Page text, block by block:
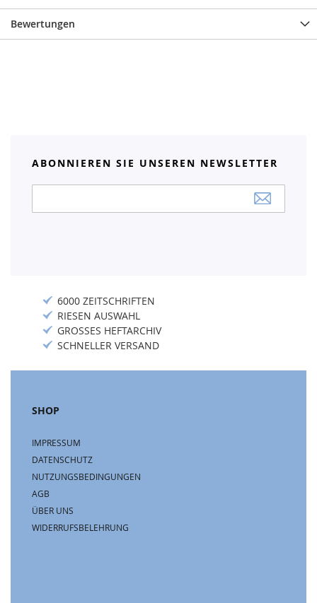
Bewertungen
ABONNIEREN SIE UNSEREN NEWSLETTER
Newsletter:
6000 ZEITSCHRIFTEN
RIESEN AUSWAHL
GROSSES HEFTARCHIV
SCHNELLER VERSAND
SHOP
IMPRESSUM
DATENSCHUTZ
NUTZUNGSBEDINGUNGEN
AGB
ÜBER UNS
WIDERRUFSBELEHRUNG